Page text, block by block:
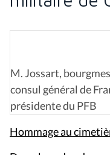
M. Jossart,
consul général de
présidente du PFB
Hommage au